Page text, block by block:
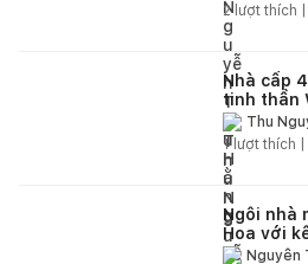
2lượt thích |
Nhà cấp
tinh thần
giữa thiên
Thu
1lượt thích |
Ngôi nhà
Hoa với
Nguyễn